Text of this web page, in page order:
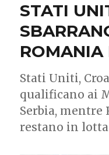
STATI
ROMANIA
Stati Uniti,
qualificano ai
Serbia, mentre
restano in